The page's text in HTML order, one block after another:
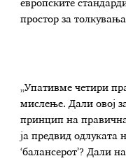
европските
простор за
„Упативме четири
мислење. Дали овој
принцип на правична
ја предвид одлуката
‘балансерот’? Дали